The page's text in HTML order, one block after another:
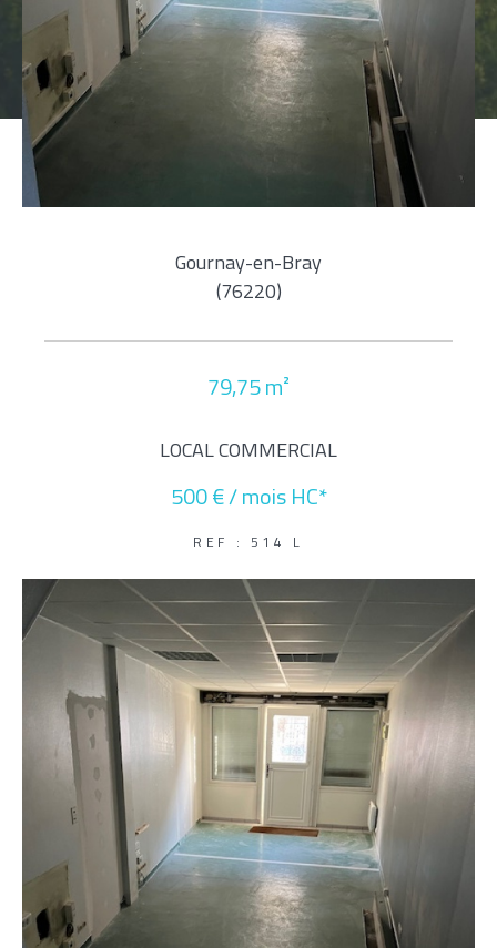
Gournay-en-Bray
(76220)
79,75 m²
LOCAL COMMERCIAL
500 € / mois HC*
REF : 514 L
Pièces
5+
Terrasse
FILTRER PAR
Coups De Coeur Exclusivités Nouveautés
RECHERCHER